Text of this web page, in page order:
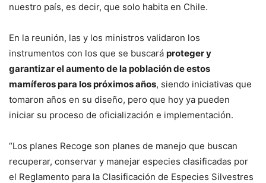
nuestro país, es decir, que solo habita en Chile.
En la reunión, las y los ministros validaron los
instrumentos con los que se buscará proteger y
garantizar el aumento de la población de estos
mamíferos para los próximos años, siendo iniciativas que
tomaron años en su diseño, pero que hoy ya pueden
iniciar su proceso de oficialización e implementación.
“Los planes Recoge son planes de manejo que buscan
recuperar, conservar y manejar especies clasificadas por
el Reglamento para la Clasificación de Especies Silvestres